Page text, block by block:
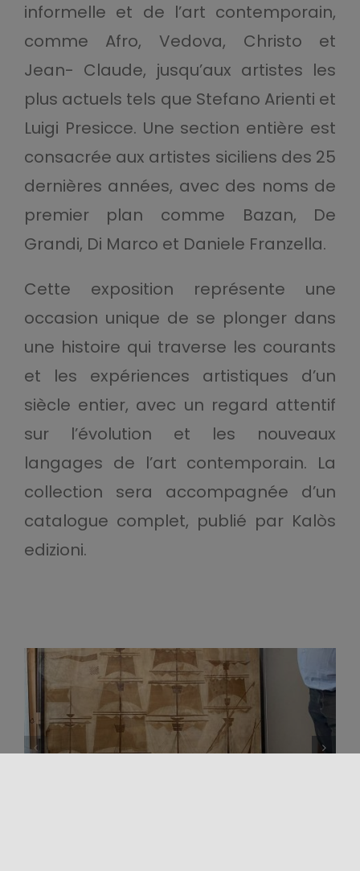
informelle et de l’art contemporain,
comme Afro, Vedova, Christo et
Jean- Claude, jusqu’aux artistes les
plus actuels tels que Stefano Arienti et
Luigi Presicce. Une section entière est
consacrée aux artistes siciliens des 25
dernières années, avec des noms de
premier plan comme Bazan, De
Grandi, Di Marco et Daniele Franzella.
Cette exposition représente une
occasion unique de se plonger dans
une histoire qui traverse les courants
et les expériences artistiques d’un
siècle entier, avec un regard attentif
sur l’évolution et les nouveaux
langages de l’art contemporain. La
collection sera accompagnée d’un
catalogue complet, publié par Kalòs
edizioni.